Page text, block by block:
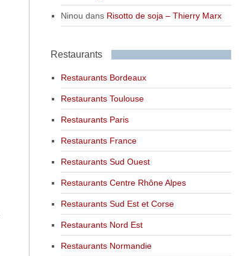
Ninou dans Risotto de soja – Thierry Marx
Restaurants
Restaurants Bordeaux
Restaurants Toulouse
Restaurants Paris
Restaurants France
Restaurants Sud Ouest
Restaurants Centre Rhône Alpes
Restaurants Sud Est et Corse
Restaurants Nord Est
Restaurants Normandie